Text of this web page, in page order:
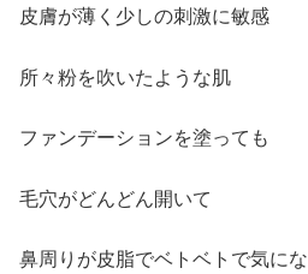
皮膚が薄く少しの刺激に敏感
所々粉を吹いたような肌
ファンデーションを塗っても
毛穴がどんどん開いて
鼻周りが皮脂でベトベトで気にな